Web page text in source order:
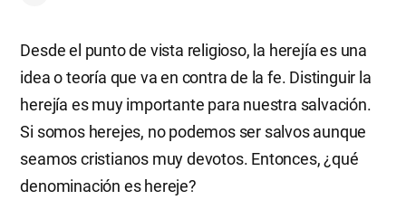
Desde el punto de vista religioso, la herejía es una
idea o teoría que va en contra de la fe. Distinguir la
herejía es muy importante para nuestra salvación.
Si somos herejes, no podemos ser salvos aunque
seamos cristianos muy devotos. Entonces, ¿qué
denominación es hereje?